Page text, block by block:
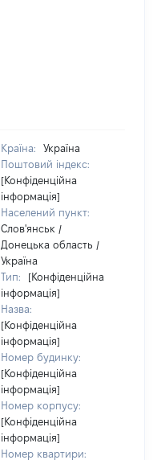
Країна:
Україна
Поштовий індекс:
[Конфіденційна
інформація]
Населений пункт:
Слов'янськ /
Донецька область /
Україна
Тип:
[Конфіденційна
інформація]
Назва:
[Конфіденційна
інформація]
Номер будинку:
[Конфіденційна
інформація]
Номер корпусу:
[Конфіденційна
інформація]
Номер квартири: